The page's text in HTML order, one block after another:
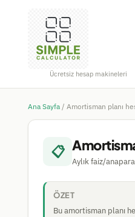
Ücretsiz hesap makineleri
Ana Sayfa / Amortisman planı
📋
Aylık faiz/
ÖZET
Bu amortisman planı